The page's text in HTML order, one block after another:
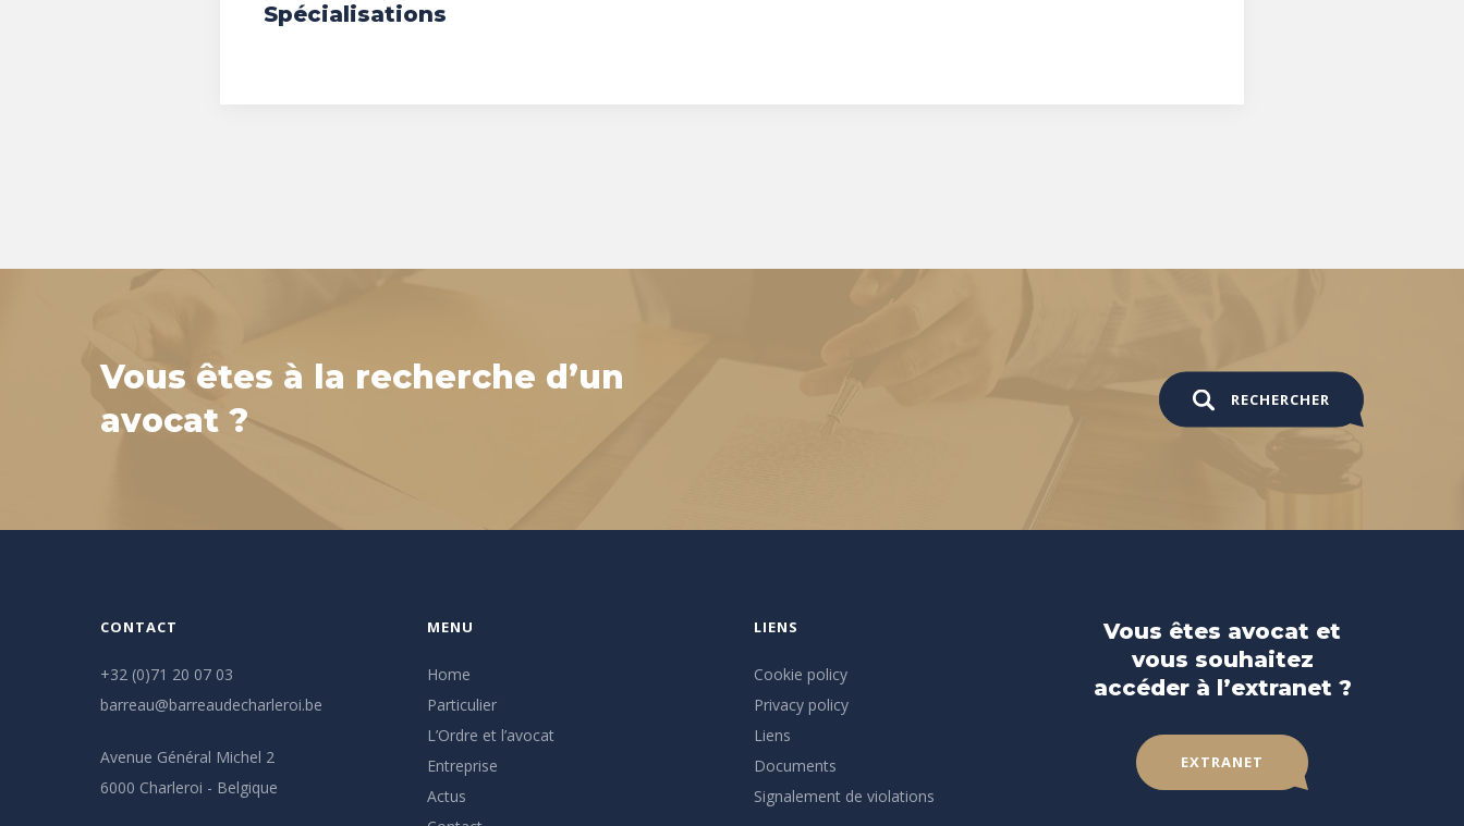
Spécialisations
Vous êtes à la recherche d’un
avocat ?
RECHERCHER
CONTACT
+32 (0)71 20 07 03
barreau@barreaudecharleroi.be
Avenue Général Michel 2
6000 Charleroi - Belgique
MENU
Home
Particulier
L’Ordre et l’avocat
Entreprise
Actus
LIENS
Cookie policy
Privacy policy
Liens
Documents
Signalement de violations
Vous êtes avocat et
vous souhaitez
accéder à l’extranet ?
EXTRANET